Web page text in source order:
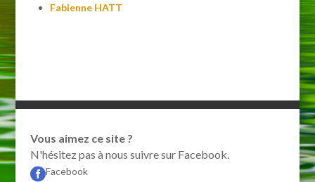
Fabienne HATT
Vous aimez ce site ?
N'hésitez pas à nous suivre sur Facebook.
Facebook